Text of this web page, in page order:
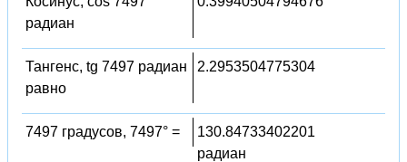
радиан
Тангенс, tg 7497 радиан
равно
2.2953504775304
7497 градусов, 7497° =
130.84733402201
радиан